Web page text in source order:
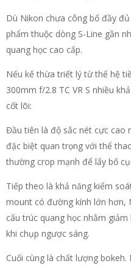
Dù Nikon chưa công bố đầy
phẩm thuộc dòng S-Line gần
quang học cao cấp.
Nếu kế thừa triết lý từ thế hệ
300mm f/2.8 TC VR S nhiều
cốt lõi:
Đầu tiên là độ sắc nét cực cao
đặc biệt quan trọng với thể
thường crop mạnh để lấy bố
Tiếp theo là khả năng kiểm
mount có đường kính lớn hơn,
cấu trúc quang học nhằm
khi chụp ngược sáng.
Cuối cùng là chất lượng